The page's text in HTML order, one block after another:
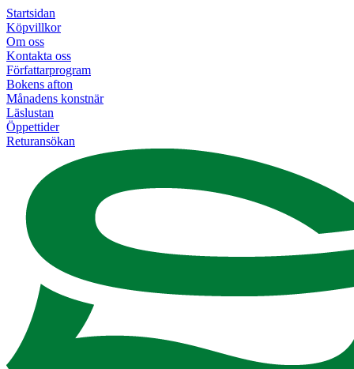
Startsidan
Köpvillkor
Om oss
Kontakta oss
Författarprogram
Bokens afton
Månadens konstnär
Läslustan
Öppettider
Returansökan